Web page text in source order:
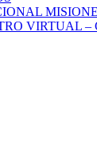
VIRTUAL –